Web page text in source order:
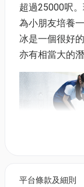
超過25000呎
為小朋友培養
冰是一個很好
亦有相當大的
暑期速成班課程
平台條款及細則